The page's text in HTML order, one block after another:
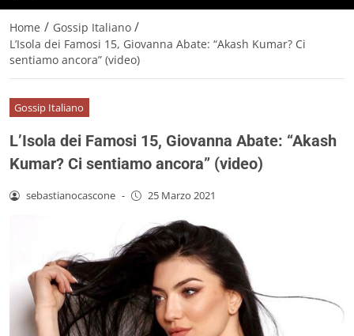
Home / Gossip Italiano /
L’Isola dei Famosi 15, Giovanna Abate: “Akash Kumar? Ci
sentiamo ancora” (video)
Gossip Italiano
L’Isola dei Famosi 15, Giovanna Abate: “Akash
Kumar? Ci sentiamo ancora” (video)
sebastianocascone - 25 Marzo 2021